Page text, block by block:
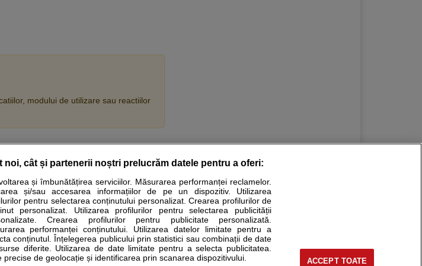
modului de utilizare sau reactiilor
pe sfatulmedicului.ro au scop informativ si educational. Ele nu pot substitui consultul medical direct si
informatia primita pe sfatulmedicului.ro sa consultati fie medicul Dvs., fie unul dintre medicii pe care
Parteneri
Pentru pacient
noi, cât și partenerii noștri prelucrăm datele pentru a oferi:
și îmbunătățirea serviciilor. Măsurarea performanței reclamelor.
și/sau accesarea informațiilor de pe un dispozitiv. Utilizarea
pentru selectarea conținutului personalizat. Crearea profilurilor de
personalizat. Utilizarea profilurilor pentru selectarea publicității
Crearea profilurilor pentru publicitate personalizată.
performanței conținutului. Utilizarea datelor limitate pentru a
conținutul. Înțelegerea publicului prin statistici sau combinații de date
diferite. Utilizarea de date limitate pentru a selecta publicitatea.
precise de geolocație și identificarea prin scanarea dispozitivului.
ACCEPT TOATE